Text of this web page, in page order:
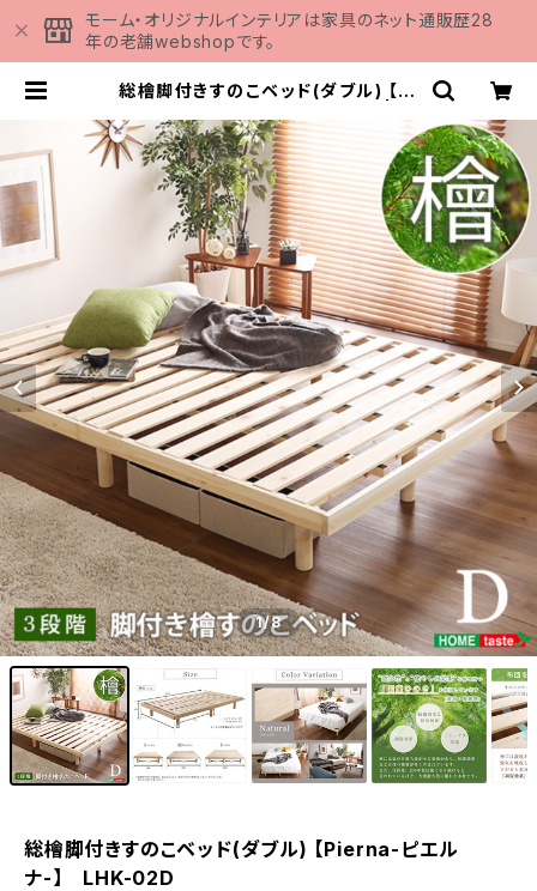
モーム・オリジナルインテリアは家具のネット通販歴28
年の老舗webshopです。
総檜脚付きすのこベッド(ダブル) 【Pi
具の通販専門店 MOMU
1/8
総檜脚付きすのこベッド(ダブル) 【Pierna-ピエル
ナ-】 LHK-02D